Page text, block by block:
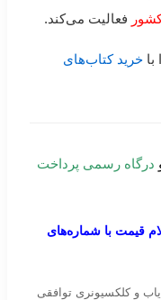
فعالیت می‌کند.
خرید کتاب‌های
درگاه رسمی پرداخت
قیمت با شماره‌های
و کلکسیونری توافقی